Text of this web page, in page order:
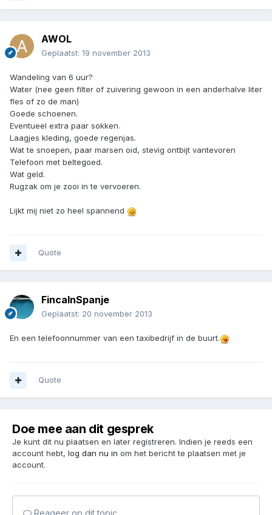
AWOL
Geplaatst: 19 november 2013
Wandeling van 6 uur?
Water (nee geen filter of zuivering gewoon in een anderhalve liter
fles of zo de man)
Goede schoenen.
Eventueel extra paar sokken.
Laagjes kleding, goede regenjas.
Wat te snoepen, paar marsen oid, stevig ontbijt vantevoren
Telefoon met beltegoed.
Wat geld.
Rugzak om je zooi in te vervoeren.
Lijkt mij niet zo heel spannend
Quote
FincaInSpanje
Geplaatst: 20 november 2013
En een telefoonnummer van een taxibedrijf in de buurt.
Quote
Doe mee aan dit gesprek
Je kunt dit nu plaatsen en later registreren. Indien je reeds een
account hebt, log dan nu in om het bericht te plaatsen met je
account.